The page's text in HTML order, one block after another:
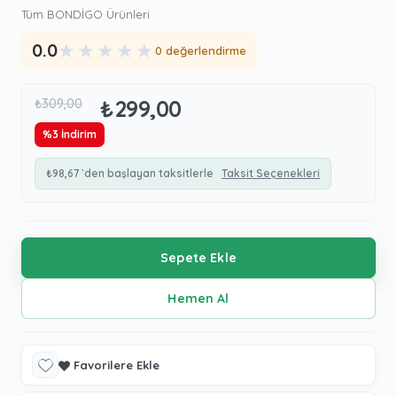
Tüm BONDİGO Ürünleri
0.0★ ★ ★ ★ ★ 0 değerlendirme
₺309,00 ₺299,00
%3 İndirim
₺98,67 `den başlayan taksitlerle Taksit Seçenekleri
Favorilere Ekle